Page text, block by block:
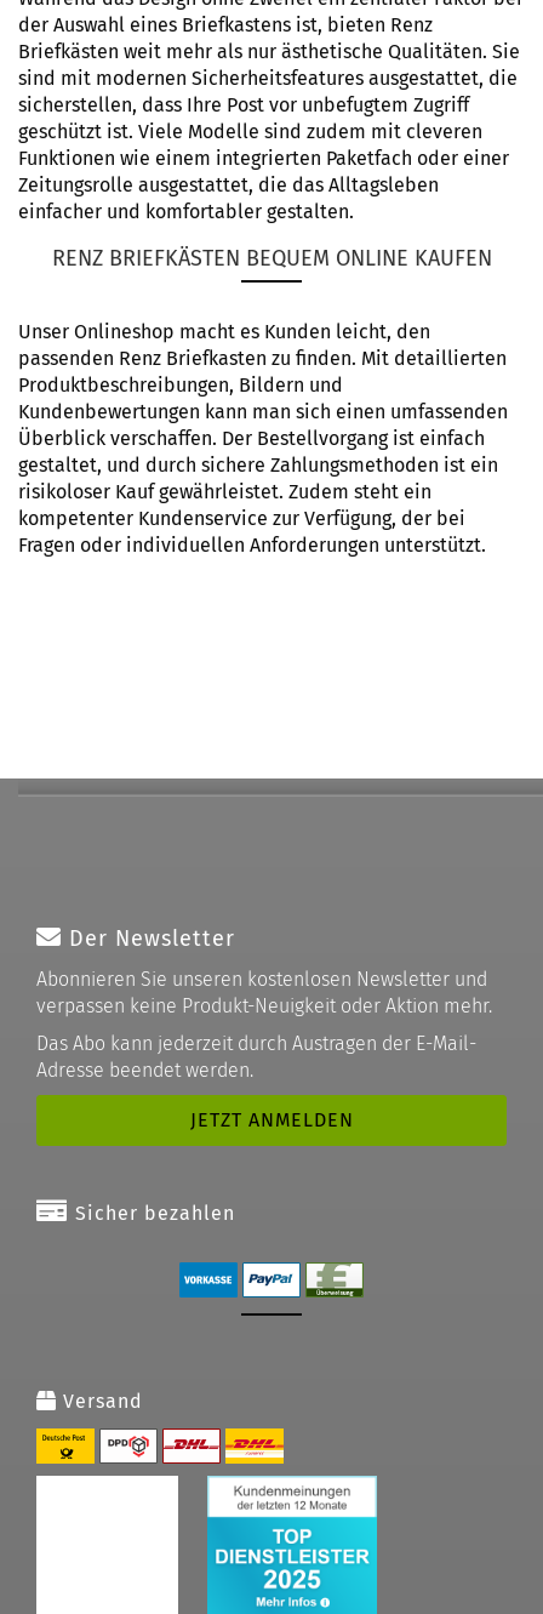
der Auswahl eines Briefkastens ist, bieten Renz
Briefkästen weit mehr als nur ästhetische Qualitäten. Sie
sind mit modernen Sicherheitsfeatures ausgestattet, die
sicherstellen, dass Ihre Post vor unbefugtem Zugriff
geschützt ist. Viele Modelle sind zudem mit cleveren
Funktionen wie einem integrierten Paketfach oder einer
Zeitungsrolle ausgestattet, die das Alltagsleben
einfacher und komfortabler gestalten.
RENZ BRIEFKÄSTEN BEQUEM ONLINE KAUFEN
Unser Onlineshop macht es Kunden leicht, den
passenden Renz Briefkasten zu finden. Mit detaillierten
Produktbeschreibungen, Bildern und
Kundenbewertungen kann man sich einen umfassenden
Überblick verschaffen. Der Bestellvorgang ist einfach
gestaltet, und durch sichere Zahlungsmethoden ist ein
risikoloser Kauf gewährleistet. Zudem steht ein
kompetenter Kundenservice zur Verfügung, der bei
Fragen oder individuellen Anforderungen unterstützt.
Der Newsletter
Abonnieren Sie unseren kostenlosen Newsletter und
verpassen keine Produkt-Neuigkeit oder Aktion mehr.
Das Abo kann jederzeit durch Austragen der E-Mail-
Adresse beendet werden.
Sicher bezahlen
Versand